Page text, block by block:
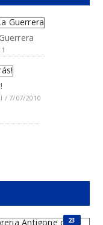
/ 7/07/2010
23